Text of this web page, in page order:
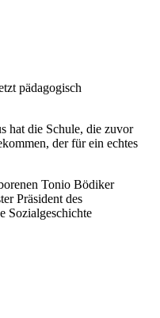
pädagogisch
hat die Schule, die zuvor
der für ein echtes
Tonio Bödiker
Präsident des
Sozialgeschichte